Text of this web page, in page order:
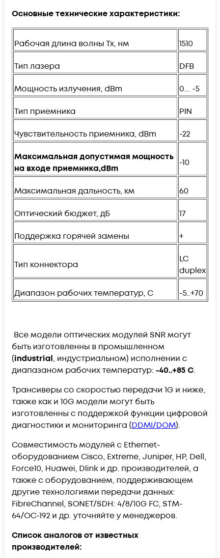
Основные технические характеристики:
Рабочая длина волны Tx, нм 1510
Тип лазера DFB
Мощность излучения, dBm 0... -5
Тип приемника PIN
Чувствительность приемника, dBm -22
Максимальная допустимая мощность
на входе приемника,dBm
-10
Максимальная дальность, км 60
Оптический бюджет, дБ 17
Поддержка горячей замены +
Тип коннектора
LC
duplex
Диапазон рабочих температур, C -5..+70
Все модели оптических модулей SNR могут
быть изготовленны в промышленном
(industrial, индустриальном) исполнении с
диапазаном рабочих температур: -40..+85 С.
Трансиверы со скоростью передачи 1G и ниже,
также как и 10G модели могут быть
изготовленны с поддержкой функции цифровой
диагностики и мониторинга (DDMI/DOM).
Совместимость модулей с Ethernet-
оборудованием Cisco, Extreme, Juniper, HP, Dell,
Force10, Huawei, Dlink и др. производителей, а
также с оборудованием, поддерживающем
другие технологиями передачи данных:
FibreChannel, SONET/SDH: 4/8/10G FC, STM-
64/OC-192 и др. уточняйте у менеджеров.
Список аналогов от известных
производителей: